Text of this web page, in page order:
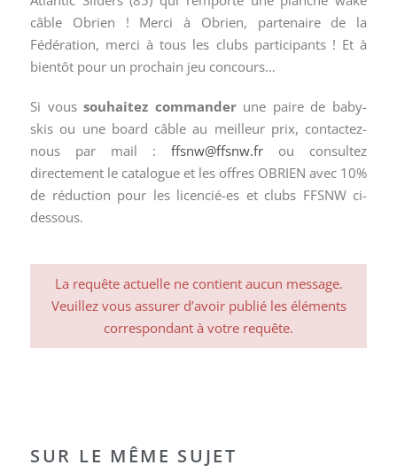
câble Obrien ! Merci à Obrien, partenaire de la
Fédération, merci à tous les clubs participants ! Et à
bientôt pour un prochain jeu concours…
Si voussouhaitez commanderune paire de baby-
skis ou une board câble au meilleur prix, contactez-
nous par mail : ffsnw@ffsnw.fr ou consultez
directement le catalogue et les offres OBRIEN avec 10%
de réduction pour les licencié-es et clubs FFSNW ci-
dessous.
La requête actuelle ne contient aucun message.
Veuillez vous assurer d’avoir publié les éléments
correspondant à votre requête.
SUR LE MÊME SUJET